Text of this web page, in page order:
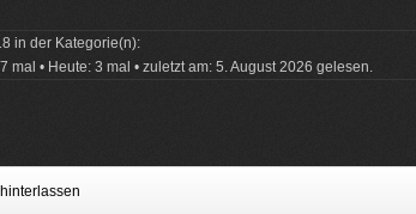
in der Kategorie(n):
• Heute: 3 mal • zuletzt am: 5. August 2026 gelesen.